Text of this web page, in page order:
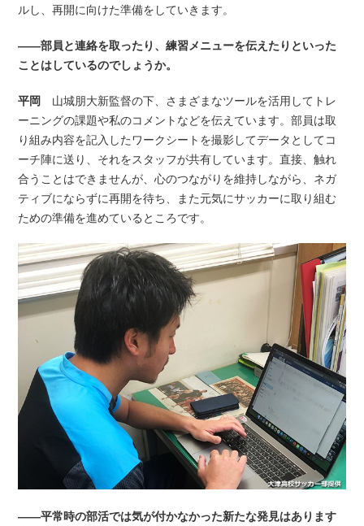
ルし、再開に向けた準備をしていきます。
――部員と連絡を取ったり、練習メニューを伝えたりといった
ことはしているのでしょうか。
平岡 山城朋大新監督の下、さまざまなツールを活用してトレ
ーニングの課題や私のコメントなどを伝えています。部員は取
り組み内容を記入したワークシートを撮影してデータとしてコ
ーチ陣に送り、それをスタッフが共有しています。直接、触れ
合うことはできませんが、心のつながりを維持しながら、ネガ
ティブにならずに再開を待ち、また元気にサッカーに取り組む
ための準備を進めているところです。
――平常時の部活では気が付かなかった新たな発見はあります